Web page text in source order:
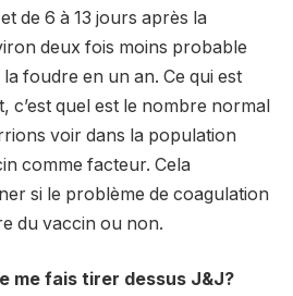
de 6 à 13 jours après la
deux fois moins probable
foudre en un an. Ce qui est
c’est quel est le nombre normal
voir dans la population
comme facteur. Cela
si le problème de coagulation
du vaccin ou non.
me fais tirer dessus J&J?